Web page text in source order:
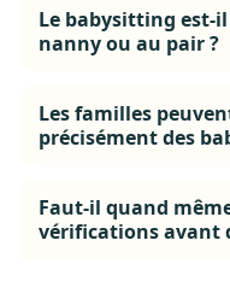
Le babysitting est-
nanny ou au pair ?
Les familles
précisément des
Faut-il quand
vérifications avant